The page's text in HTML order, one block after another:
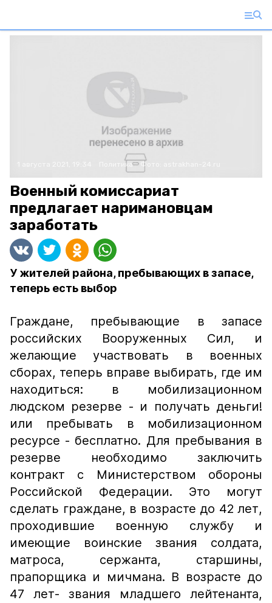
Политика Фото:
Военный комиссариат
предлагает наримановцам
заработать
У жителей района, пребывающих в запасе,
теперь есть выбор
Граждане, пребывающие в запасе
российских Вооруженных Сил, и
желающие участвовать в военных
сборах, теперь вправе выбирать, где им
находиться: в мобилизационном
людском резерве - и получать деньги!
или пребывать в мобилизационном
ресурсе - бесплатно. Для пребывания в
резерве необходимо заключить
контракт с Министерством обороны
Российской Федерации. Это могут
сделать граждане, в возрасте до 42 лет,
проходившие военную службу и
имеющие воинские звания солдата,
матроса, сержанта, старшины,
прапорщика и мичмана. В возрасте до
47 лет- звания младшего лейтенанта,